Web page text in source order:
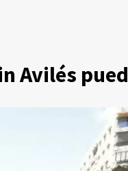
Avilés